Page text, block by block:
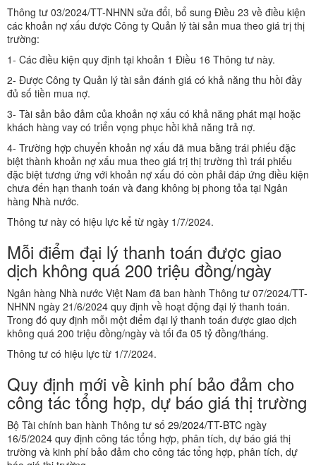
Thông tư 03/2024/TT-NHNN sửa đổi, bổ sung Điều 23 về điều kiện
các khoản nợ xấu được Công ty Quản lý tài sản mua theo giá trị thị
trường:
1- Các điều kiện quy định tại khoản 1 Điều 16 Thông tư này.
2- Được Công ty Quản lý tài sản đánh giá có khả năng thu hồi đầy
đủ số tiền mua nợ.
3- Tài sản bảo đảm của khoản nợ xấu có khả năng phát mại hoặc
khách hàng vay có triển vọng phục hồi khả năng trả nợ.
4- Trường hợp chuyển khoản nợ xấu đã mua bằng trái phiếu đặc
biệt thành khoản nợ xấu mua theo giá trị thị trường thì trái phiếu
đặc biệt tương ứng với khoản nợ xấu đó còn phải đáp ứng điều kiện
chưa đến hạn thanh toán và đang không bị phong tỏa tại Ngân
hàng Nhà nước.
Thông tư này có hiệu lực kể từ ngày 1/7/2024.
Mỗi điểm đại lý thanh toán được giao
dịch không quá 200 triệu đồng/ngày
Ngân hàng Nhà nước Việt Nam đã ban hành Thông tư 07/2024/TT-
NHNN ngày 21/6/2024 quy định về hoạt động đại lý thanh toán.
Trong đó quy định mỗi một điểm đại lý thanh toán được giao dịch
không quá 200 triệu đồng/ngày và tối đa 05 tỷ đồng/tháng.
Thông tư có hiệu lực từ 1/7/2024.
Quy định mới về kinh phí bảo đảm cho
công tác tổng hợp, dự báo giá thị trường
Bộ Tài chính ban hành Thông tư số 29/2024/TT-BTC ngày
16/5/2024 quy định công tác tổng hợp, phân tích, dự báo giá thị
trường và kinh phí bảo đảm cho công tác tổng hợp, phân tích, dự